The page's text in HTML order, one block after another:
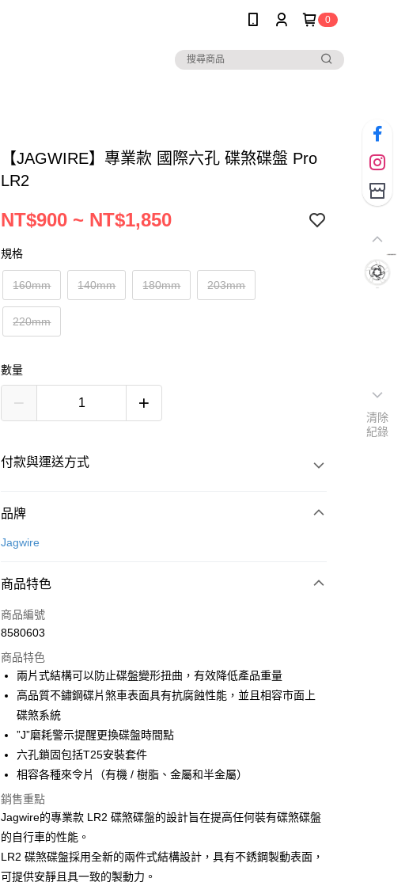
0
【JAGWIRE】專業款 國際六孔 碟煞碟盤 Pro
LR2
NT$900 ~ NT$1,850
規格
160mm 140mm 180mm 203mm
220mm
數量
付款與運送方式
付款方式
信用卡一次付款
Apple Pay
AFTEE先享後付
相關說明
【關於「AFTEE先享後付」】
AFTEE先享後付是「在收到商品之後才付款」的支付方式。 讓您購物簡單
便利好安心！
１．簡單：不需註冊會員、不需綁卡、不需儲值。
２．便利：只要手機號碼，簡訊認證，即可結帳。
【「AFTEE先享後付」結帳流程】
１．於結帳方式選擇「AFTEE先享後付」後，將跳轉至「AFTEE先享後
付」結帳頁面，進行簡訊認證並確認金額後，即可完成結帳。
２．訂單成立數日內，您將收到繳費通知簡訊。
３．收到繳費通知簡訊後14天內，點擊此簡訊中的連結，可透過四大超商
／ATM／網路銀行／等多元方式進行付款，方視為交易完成。
※ 請注意：結帳手續完成當下不需立刻繳費，但若您需要取消訂單，請聯
ATM付款
運送方式
每筆NT$60
付款後－全家取貨
每筆NT$60
品牌
Jagwire
商品特色
商品編號
8580603
商品特色
兩片式結構可以防止碟盤變形扭曲，有效降低產品重量
高品質不鏽鋼碟片煞車表面具有抗腐蝕性能，並且相容市面上
碟煞系統
”J”磨耗警示提醒更換碟盤時間點
六孔鎖固包括T25安裝套件
相容各種來令片（有機 / 樹脂、金屬和半金屬）
銷售重點
Jagwire的專業款 LR2 碟煞碟盤的設計旨在提高任何裝有碟煞碟盤
的自行車的性能。
LR2 碟煞碟盤採用全新的兩件式結構設計，具有不銹鋼製動表面，
可提供安靜且具一致的製動力。
清除
紀錄